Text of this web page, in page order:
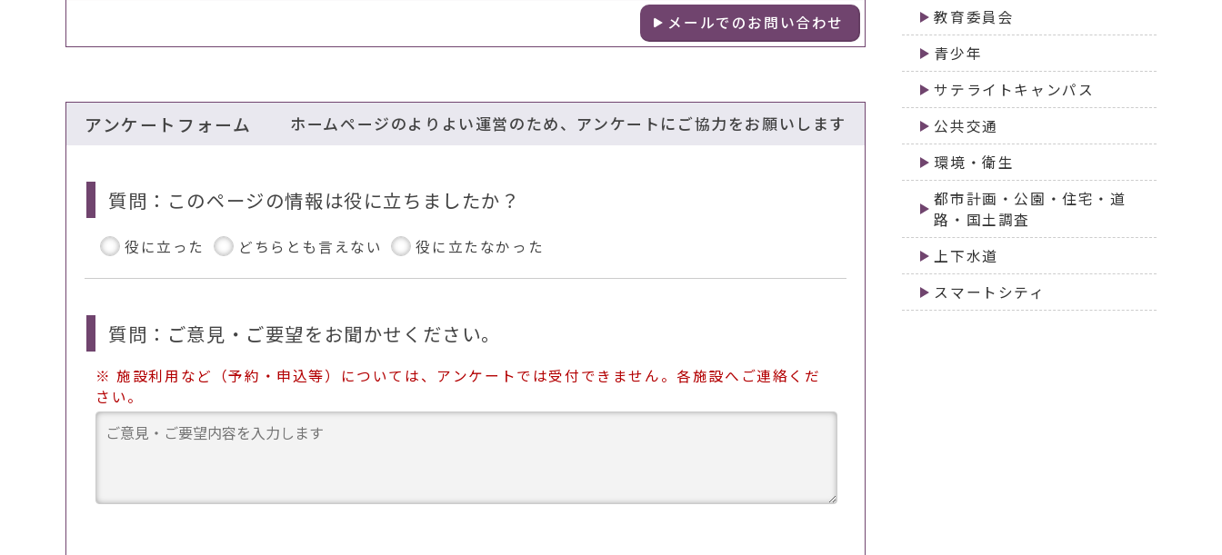
メールでのお問い合わせ
アンケートフォーム ホームページのよりよい運営のため、アンケートにご協力をお願いします
質問：このページの情報は役に立ちましたか？
役に立った どちらとも言えない 役に立たなかった
質問：ご意見・ご要望をお聞かせください。
※ 施設利用など（予約・申込等）については、アンケートでは受付できません。各施設へご連絡くだ
さい。
教育委員会
青少年
サテライトキャンパス
公共交通
環境・衛生
都市計画・公園・住宅・道
路・国土調査
上下水道
スマートシティ